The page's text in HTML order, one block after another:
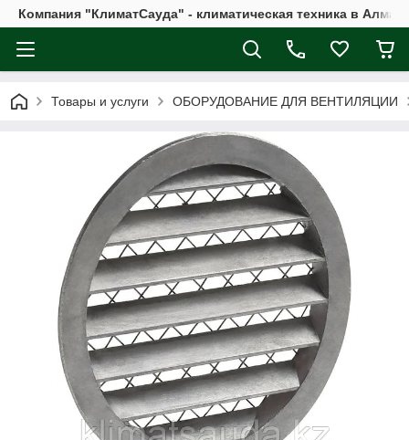
Компания "КлиматСауда" - климатическая техника в
Товары и услуги ОБОРУДОВАНИЕ ДЛЯ ВЕНТИЛЯЦИИ